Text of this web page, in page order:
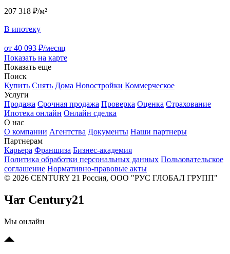
207 318 ₽/м²
В ипотеку
от 40 093 ₽/месяц
Показать на карте
Показать еще
Поиск
Купить Снять Дома Новостройки Коммерческое
Услуги
Продажа Срочная продажа Проверка Оценка Страхование
Ипотека онлайн Онлайн сделка
О нас
О компании Агентства Документы Наши партнеры
Партнерам
Карьера Франшиза Бизнес-академия
Политика обработки персональных данных Пользовательское
соглашение Нормативно-правовые акты
© 2026 CENTURY 21 Россия, ООО "РУС ГЛОБАЛ ГРУПП"
Чат Century21
Мы онлайн